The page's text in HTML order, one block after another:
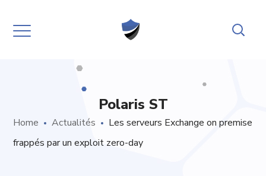
Polaris ST
Home Actualités
Les serveurs Exchange on premise
frappés par un exploit zero-day